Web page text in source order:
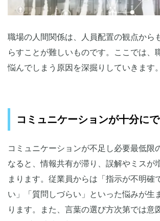
職場の人間関係は、人員配置の観点から
らすことが難しいものです。ここでは、
悩んでしまう原因を深掘りしていきます。
コミュニケーションが十分に
コミュニケーションが不足し必要最低限
なると、情報共有が滞り、誤解やミスが
まります。従業員からは「指示が不明確
い」「質問しづらい」といった悩みが生
ります。また、言葉の選び方次第では意